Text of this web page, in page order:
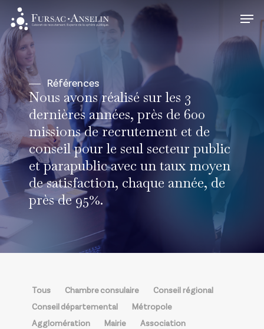
Skip
to
main
content
Références
Nous avons réalisé sur les 3
dernières années, près de 600
missions de recrutement et de
conseil pour le seul secteur public
et parapublic avec un taux moyen
de satisfaction, chaque année, de
près de 95%.
Tous Chambre consulaire
Conseil régional
Conseil départemental
Métropole
Agglomération
Mairie
Association
Close
Menu